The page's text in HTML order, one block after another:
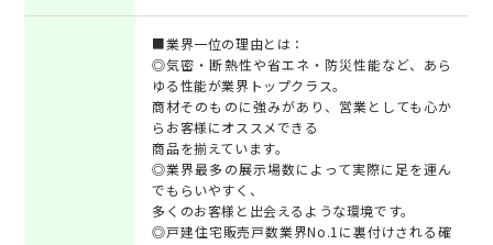
■業界一位の理由とは：
◎気密・断熱性や省エネ・防災性能など、あら
ゆる性能が業界トップクラス。
商材そのものに強みがあり、営業としても心か
らお客様にオススメできる
商品を揃えています。
◎業界最多の展示場数によって実際に足を運ん
でもらいやすく、
多くのお客様と出会えるような環境です。
◎戸建住宅販売戸数業界No.1に裏付けされる確